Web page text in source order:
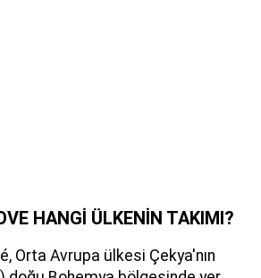
HANGİ ÜLKENİN TAKIMI?
Orta Avrupa ülkesi Çekya'nın